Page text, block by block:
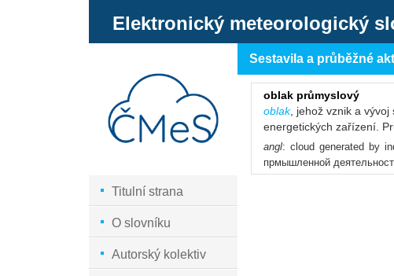
Elektronický meteorologický
Titulní strana
O slovníku
Autorský kolektiv
Sestavila a průběžné
oblak průmyslový
oblak, jehož vznik a
energetických zařízení.
angl: cloud generated by
прмышленной